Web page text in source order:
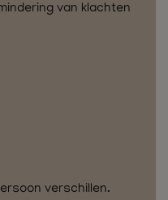
van klachten
verschillen.